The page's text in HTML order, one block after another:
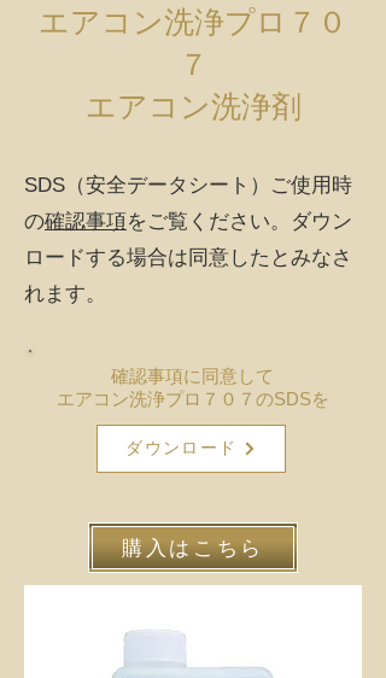
エアコン洗浄プロ７０
７
エアコン洗浄剤
SDS（安全データシート）​ご使用時
の確認事項をご覧ください。ダウン
ロードする場合は同意したとみなさ
れます。
確認事項に同意して
エアコン洗浄プロ７０７のSDSを
ダウンロード
購入はこちら